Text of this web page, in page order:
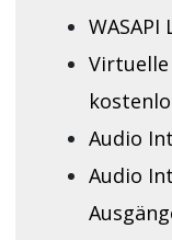
Audio
Audio